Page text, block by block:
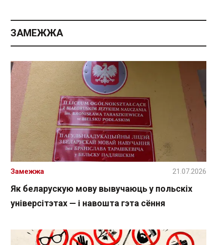
ЗАМЕЖЖА
Як беларускую мову вывучаюць у польскіх
універсітэтах — і навошта гэта сёння
Замежжа 21.07.2026